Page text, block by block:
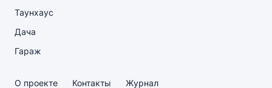
Таунхаус
Дача
Гараж
О проекте Контакты Журнал